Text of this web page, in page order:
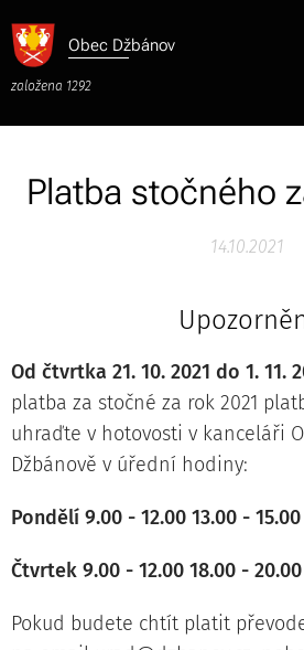
Obec Džbánov
založena 1292
Platba stočného
14.10.2021
Od čtvrtka 21. 10. 2021 do 1. 11.
platba za stočné za rok 2021
uhraďte v hotovosti v kanceláři
Džbánově v úřední hodiny:
Pondělí 9.00 - 12.00 13.00 -
Čtvrtek 9.00 - 12.00 18.00 -
Pokud budete chtít platit